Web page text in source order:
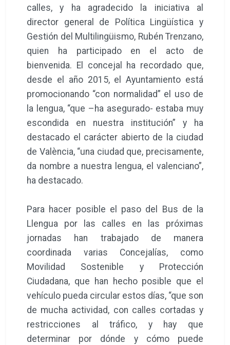
calles, y ha agradecido la iniciativa al
director general de Política Lingüística y
Gestión del Multilingüismo, Rubén Trenzano,
quien ha participado en el acto de
bienvenida. El concejal ha recordado que,
desde el año 2015, el Ayuntamiento está
promocionando “con normalidad” el uso de
la lengua, “que –ha asegurado- estaba muy
escondida en nuestra institución” y ha
destacado el carácter abierto de la ciudad
de València, “una ciudad que, precisamente,
da nombre a nuestra lengua, el valenciano”,
ha destacado.
Para hacer posible el paso del Bus de la
Llengua por las calles en las próximas
jornadas han trabajado de manera
coordinada varias Concejalías, como
Movilidad Sostenible y Protección
Ciudadana, que han hecho posible que el
vehículo pueda circular estos días, “que son
de mucha actividad, con calles cortadas y
restricciones al tráfico, y hay que
determinar por dónde y cómo puede